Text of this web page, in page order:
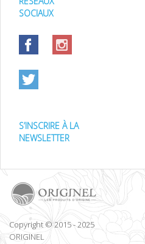
SOCIAUX
S’INSCRIRE À LA
NEWSLETTER
Copyright © 2015 - 2025
ORIGINEL